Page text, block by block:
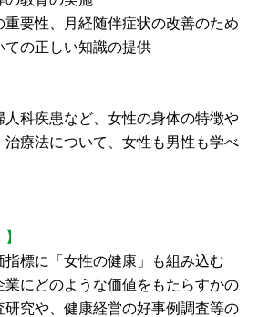
重要性、月経随伴症状の改善のため
の正しい知識の提供
人科疾患など、女性の身体の特徴や
療法について、女性も男性も学べ
指標に「女性の健康」も組み込む
業にどのような価値をもたらすかの
究や、健康経営の好事例調査等の